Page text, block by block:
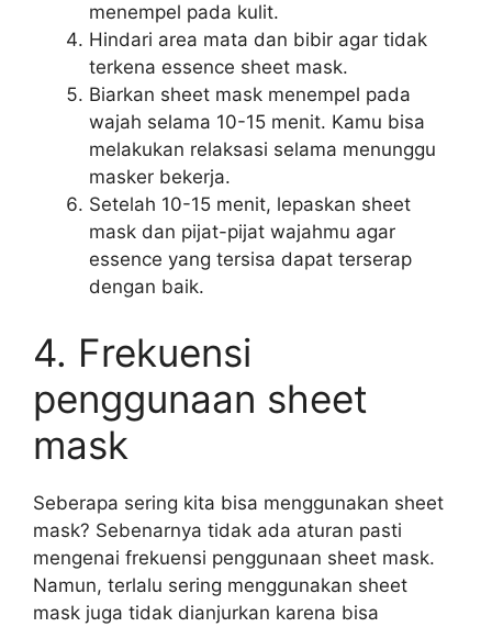
menempel pada kulit.
Hindari area mata dan bibir agar tidak
terkena essence sheet mask.
Biarkan sheet mask menempel pada
wajah selama 10-15 menit. Kamu bisa
melakukan relaksasi selama menunggu
masker bekerja.
Setelah 10-15 menit, lepaskan sheet
mask dan pijat-pijat wajahmu agar
essence yang tersisa dapat terserap
dengan baik.
4. Frekuensi
penggunaan sheet
mask
Seberapa sering kita bisa menggunakan sheet
mask? Sebenarnya tidak ada aturan pasti
mengenai frekuensi penggunaan sheet mask.
Namun, terlalu sering menggunakan sheet
mask juga tidak dianjurkan karena bisa